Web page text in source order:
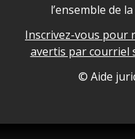
l’ensemble de
Inscrivez-vous pour
avertis par courriel
Legal Aid Ontario
© Aide